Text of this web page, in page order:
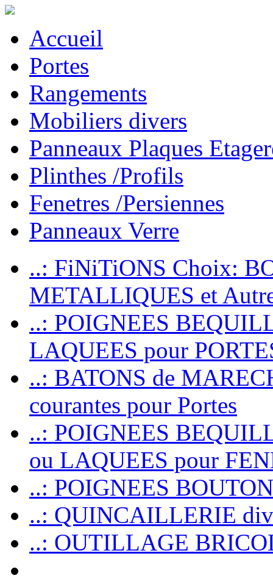
Accueil
Portes
Rangements
Mobiliers divers
Panneaux Plaques
Plinthes /Profils
Fenetres /Persiennes
Panneaux Verre
..: FiNiTiONS Choix:
METALLIQUES et
..: POIGNEES
LAQUEES pour
..: BATONS de
courantes pour Portes
..: POIGNEES
ou LAQUEES pour
..: POIGNEES
..: QUINCAILLERIE
..: OUTILLAGE